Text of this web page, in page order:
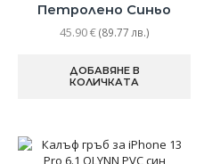
Петролено Синьо
45.90€(89.77 лв.)
ДОБАВЯНЕ В
КОЛИЧКАТА